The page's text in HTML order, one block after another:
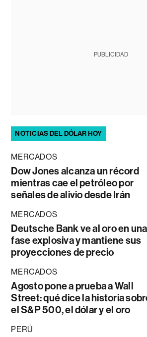
PUBLICIDAD
NOTICIAS DEL DÓLAR HOY
MERCADOS
Dow Jones alcanza un récord
mientras cae el petróleo por
señales de alivio desde Irán
MERCADOS
Deutsche Bank ve al oro en una
fase explosiva y mantiene sus
proyecciones de precio
MERCADOS
Agosto pone a prueba a Wall
Street: qué dice la historia
el S&P 500, el dólar y el oro
PERÚ